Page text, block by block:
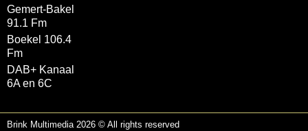
Gemert-Bakel
91.1 Fm
Boekel 106.4
Fm
DAB+ Kanaal
6A en 6C
Brink Multimedia 2026 © All rights reserved